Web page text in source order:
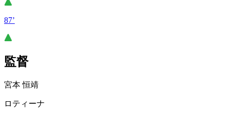
87’
監督
宮本 恒靖
ロティーナ